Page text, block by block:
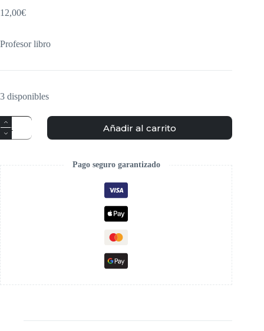
12,00€
Profesor libro
3 disponibles
Añadir al carrito
Pago seguro garantizado